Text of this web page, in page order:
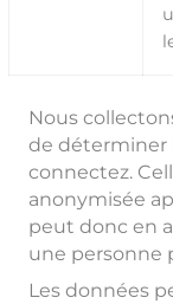
Nous
de déterminer
connectez.
anonymisée
peut donc en
une personne
Les données